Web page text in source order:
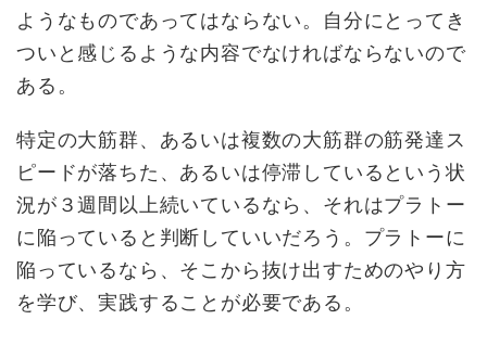
ようなものであってはならない。自分にとってき
ついと感じるような内容でなければならないので
ある。
特定の大筋群、あるいは複数の大筋群の筋発達ス
ピードが落ちた、あるいは停滞しているという状
況が３週間以上続いているなら、それはプラトー
に陥っていると判断していいだろう。プラトーに
陥っているなら、そこから抜け出すためのやり方
を学び、実践することが必要である。